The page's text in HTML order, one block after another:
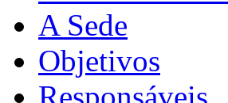
A Sede
Objetivos